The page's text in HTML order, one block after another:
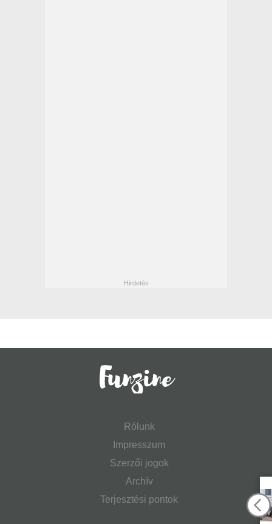
Rólunk
Impresszum
Szerzői jogok
Archív
Terjesztési pontok